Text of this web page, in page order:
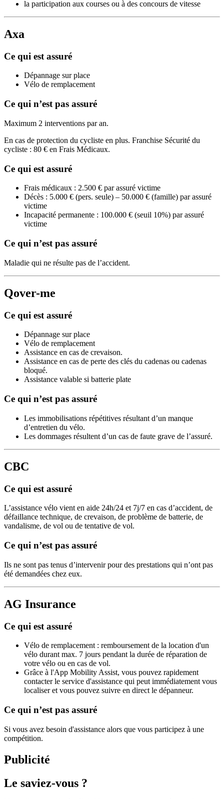
la participation aux courses ou à des concours de vitesse
Axa
Ce qui est assuré
Dépannage sur place
Vélo de remplacement
Ce qui n’est pas assuré
Maximum 2 interventions par an.
En cas de protection du cycliste en plus. Franchise Sécurité du
cycliste : 80 € en Frais Médicaux.
Ce qui est assuré
Frais médicaux : 2.500 € par assuré victime
Décès : 5.000 € (pers. seule) – 50.000 € (famille) par assuré
victime
Incapacité permanente : 100.000 € (seuil 10%) par assuré
victime
Ce qui n’est pas assuré
Maladie qui ne résulte pas de l’accident.
Qover-me
Ce qui est assuré
Dépannage sur place
Vélo de remplacement
Assistance en cas de crevaison.
Assistance en cas de perte des clés du cadenas ou cadenas
bloqué.
Assistance valable si batterie plate
Ce qui n’est pas assuré
Les immobilisations répétitives résultant d’un manque
d’entretien du vélo.
Les dommages résultent d’un cas de faute grave de l’assuré.
CBC
Ce qui est assuré
L’assistance vélo vient en aide 24h/24 et 7j/7 en cas d’accident, de
défaillance technique, de crevaison, de problème de batterie, de
vandalisme, de vol ou de tentative de vol.
Ce qui n’est pas assuré
Ils ne sont pas tenus d’intervenir pour des prestations qui n’ont pas
été demandées chez eux.
AG Insurance
Ce qui est assuré
Vélo de remplacement : remboursement de la location d'un
vélo durant max. 7 jours pendant la durée de réparation de
votre vélo ou en cas de vol.
Grâce à l'App Mobility Assist, vous pouvez rapidement
contacter le service d'assistance qui peut immédiatement vous
localiser et vous pouvez suivre en direct le dépanneur.
Ce qui n’est pas assuré
Si vous avez besoin d'assistance alors que vous participez à une
compétition.
Publicité
Le saviez-vous ?